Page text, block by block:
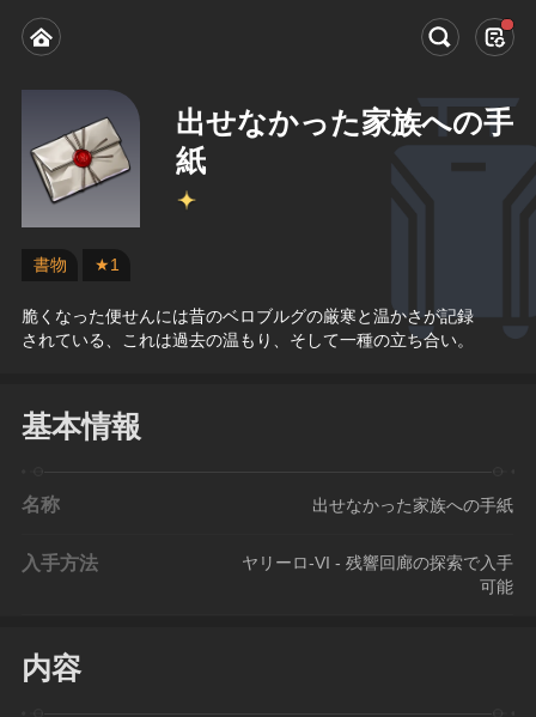
出せなかった家族への手
紙
書物 ★1
脆くなった便せんには昔のベロブルグの厳寒と温かさが記録
されている、これは過去の温もり、そして一種の立ち合い。
基本情報
名称 出せなかった家族への手紙
入手方法
ヤリーロ-VI - 残響回廊の探索で入手
可能
内容